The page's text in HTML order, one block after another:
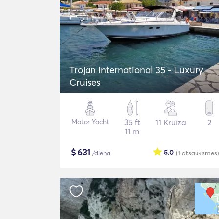
Trojan International 35 - Luxury
Cruises
Motor Yacht
35 ft
11 m
11 Kruīza 2
$631 /diena (1 atsauksmes)
5.0